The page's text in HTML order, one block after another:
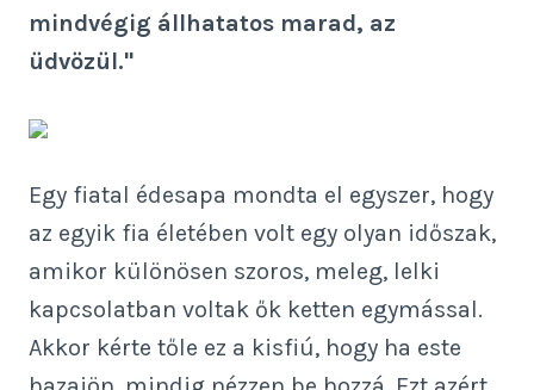
mindvégig állhatatos marad, az
üdvözül."
Egy fiatal édesapa mondta el egyszer, hogy
az egyik fia életében volt egy olyan időszak,
amikor különösen szoros, meleg, lelki
kapcsolatban voltak ők ketten egymással.
Akkor kérte tőle ez a kisfiú, hogy ha este